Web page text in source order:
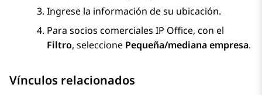
Ingrese la información de su ubicación.
Para socios comerciales IP Office, con el
Filtro, seleccione Pequeña/mediana empresa.
Vínculos relacionados